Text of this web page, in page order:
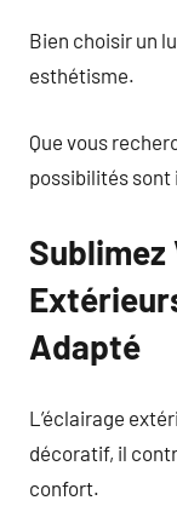
Bien choisir un
esthétisme.
Que vous
possibilités sont
Sublimez
Adapté
L’éclairage
décoratif, il
confort.